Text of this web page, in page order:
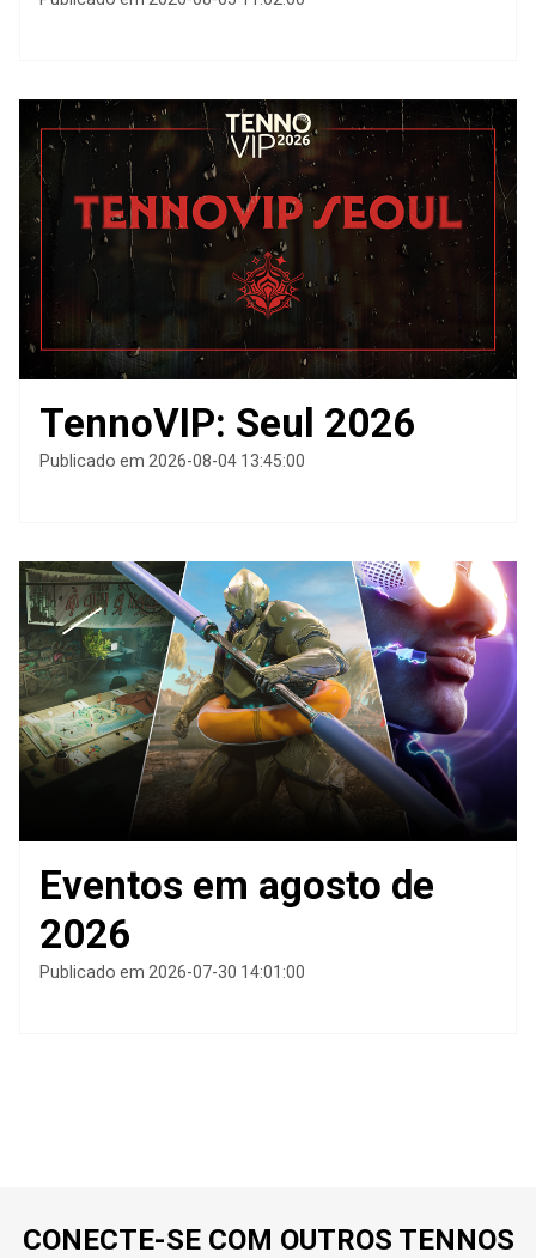
TennoVIP: Seul 2026
Publicado em 2026-08-04 13:45:00
Eventos em agosto de
2026
Publicado em 2026-07-30 14:01:00
CONECTE-SE COM OUTROS TENNOS